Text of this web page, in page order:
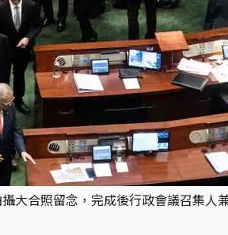
大合照留念，完成後行政會議召集